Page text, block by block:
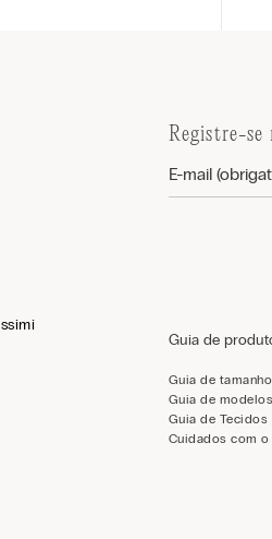
Registre-se
Guia de
Guia de
Guia de modelos
Guia de Tecidos
Cuidados com